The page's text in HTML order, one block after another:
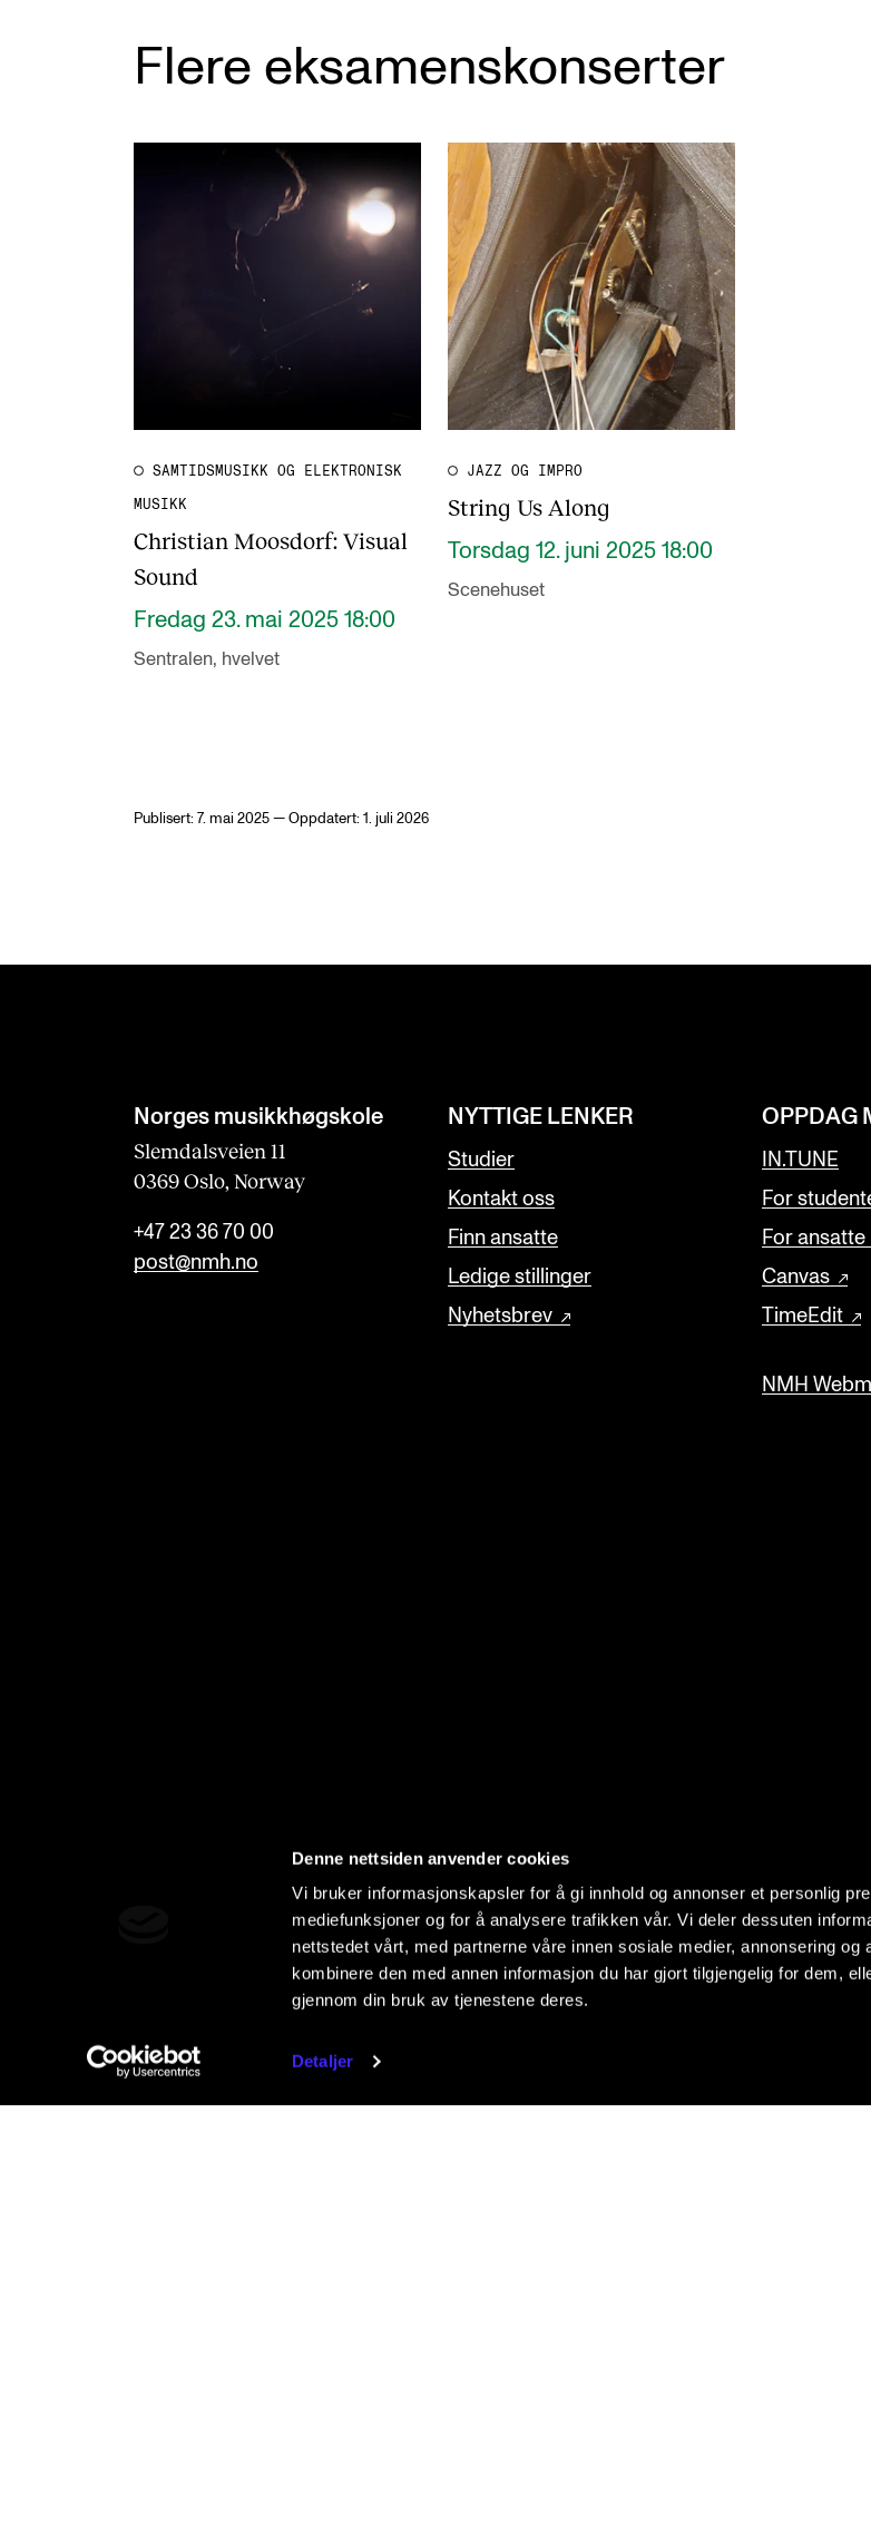
Denne nettsiden anvender cookies
Vi bruker informasjonskapsler for å gi innhold og annonser et personlig
mediefunksjoner og for å analysere trafikken vår. Vi deler dessuten
nettstedet vårt, med partnerne våre innen sosiale medier, annonsering og
kombinere den med annen informasjon du har gjort tilgjengelig for dem,
gjennom din bruk av tjenestene deres.
Detaljer
Flere eksamenskonserter
SAMTIDSMUSIKK OG ELEKTRONISK
MUSIKK
Christian Moosdorf: Visual
Sound
Fredag 23. mai 2025 18:00
Sentralen, hvelvet
JAZZ OG IMPRO
String Us Along
Torsdag 12. juni 2025 18:00
Scenehuset
Publisert: 7. mai 2025 — Oppdatert: 1. juli 2026
Norges musikk­høgskole
Slemdalsveien 11
0369 Oslo, Norway
+47 23 36 70 00
post@nmh.no
NYTTIGE LENKER
Studier
Kontakt oss
Finn ansatte
Ledige stillinger
Nyhetsbrev
OPPDAG
IN.TUNE
For
For ansatte
Canvas
TimeEdit
NMH